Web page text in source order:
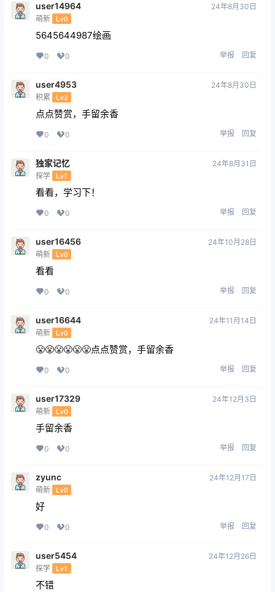
user14964
萌新 Lv0
24年8月30日
5645644987绘画
0 0 举报 回复
user4953
积累 Lv2
24年8月30日
点点赞赏，手留余香
0 0 举报 回复
独家记忆
探学 Lv1
24年8月31日
看看，学习下！
0 0 举报 回复
user16456
萌新 Lv0
24年10月28日
看看
0 0 举报 回复
user16644
萌新 Lv0
24年11月14日
😤😤😤😤😤😤点点赞赏，手留余香
0 0 举报 回复
user17329
萌新 Lv0
24年12月3日
手留余香
0 0 举报 回复
zyunc
萌新 Lv0
24年12月17日
好
0 0 举报 回复
user5454
探学 Lv1
24年12月26日
不错